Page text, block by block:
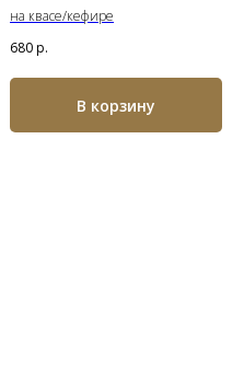
на квасе/кефире
680р.
В корзину